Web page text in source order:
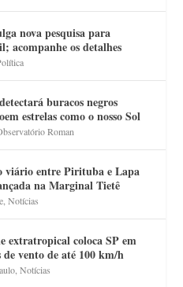
nova pesquisa para
acompanhe os detalhes
buracos negros
estrelas como o nosso Sol
Roman
viário entre Pirituba e Lapa
na Marginal Tietê
,Notícias
extratropical coloca SP em
vento de até 100 km/h
,Notícias